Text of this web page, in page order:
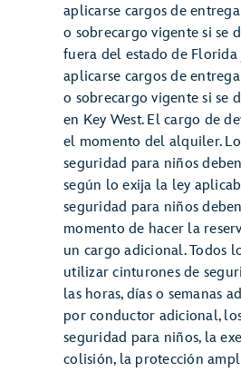
aplicarse cargos de
o sobrecargo vigente si se
fuera del estado de
aplicarse cargos de
o sobrecargo vigente si se
en Key West. El cargo de
el momento del alquiler.
seguridad para niños
según lo exija la ley
seguridad para niños
momento de hacer la
un cargo adicional. Todos
utilizar cinturones de
las horas, días o semanas
por conductor adicional,
seguridad para niños, la
colisión, la protección